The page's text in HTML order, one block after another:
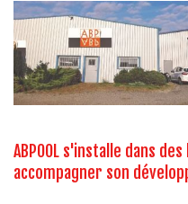
ABPOOL s'installe dans
accompagner son